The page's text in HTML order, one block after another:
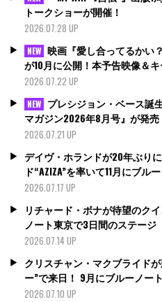
トークショーが開催！
2026.07.28 UP
NEW 映画『愛し合ってるかい
が10月に公開！本予告映像＆
2026.07.22 UP
NEW プレシジョン・ベース誕
マガジン2026年8月号』が発売
2026.07.21 UP
デイヴ・ホランドが20年ぶり
ド“AZIZA”を率いて11月にブ
2026.07.17 UP
リチャード・ボナが待望のク
ノート東京で3日間のステージ
2026.07.14 UP
クリスチャン・マクブライド
ー”で来日！ 9月にブルーノー
2026.07.10 UP